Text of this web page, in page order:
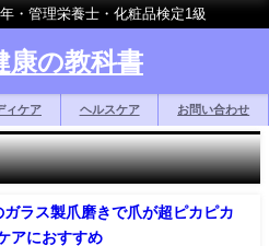
・管理栄養士・化粧品検定1級
康の教科書
ィケア ヘルスケア お問い合わせ
ガラス製爪磨きで爪が超ピカピカ
アにおすすめ